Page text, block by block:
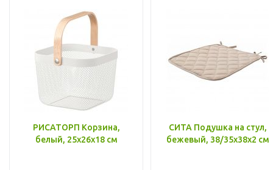
РИСАТОРП Корзина,
белый, 25x26x18 см
СИТА Подушка на стул,
бежевый, 38/35x38x2 см